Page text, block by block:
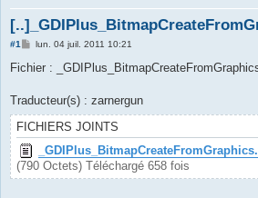
#1
M
s
g
lun. 04 juil. 2011 10:21
Fichier :
Traducteur(s) : zarnergun
FICHIERS JOINTS
(790 Octets) Téléchargé 658 fois